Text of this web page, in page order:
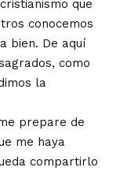
que
conocemos
bien. De aquí
como
la
prepare de
me haya
compartirlo